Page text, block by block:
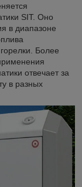
SIT. Оно
в диапазоне
Более
отвечает за
в разных